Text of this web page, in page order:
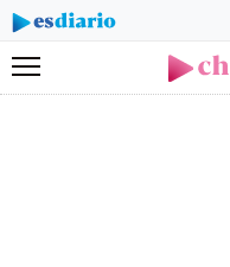
Menú